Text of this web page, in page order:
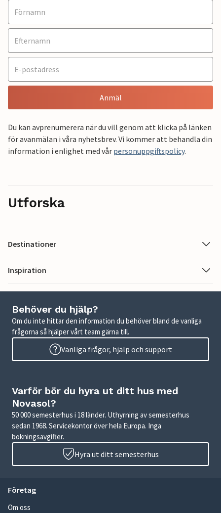
Anmäl
Du kan avprenumerera när du vill genom att klicka på länken
för avanmälan i våra nyhetsbrev. Vi kommer att behandla din
information i enlighet med vår personuppgiftspolicy.
Utforska
Destinationer
Inspiration
Behöver du hjälp?
Om du inte hittar den information du behöver bland de vanliga
frågorna så hjälper vårt team gärna till.
Vanliga frågor, hjälp och support
Varför bör du hyra ut ditt hus med
Novasol?
50 000 semesterhus i 18 länder. Uthyrning av semesterhus
sedan 1968. Servicekontor över hela Europa. Inga
bokningsavgifter.
Hyra ut ditt semesterhus
Företag
Om oss